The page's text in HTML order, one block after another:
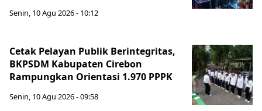
Senin, 10 Agu 2026 - 10:12
Cetak Pelayan Publik Berintegritas,
BKPSDM Kabupaten Cirebon
Rampungkan Orientasi 1.970 PPPK
Senin, 10 Agu 2026 - 09:58